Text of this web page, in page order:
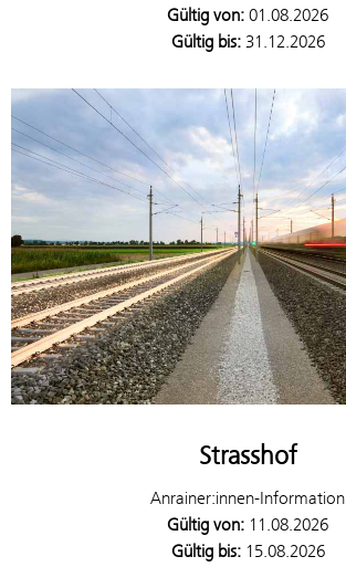
Gültig von: 01.08.2026
Gültig bis:31.12.2026
Strasshof
Anrainer:innen-Information
Gültig von: 11.08.2026
Gültig bis:15.08.2026